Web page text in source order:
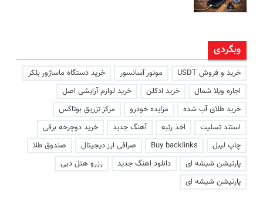
وبگردی
خرید و فروش USDT موتور آسانسور
خرید دستگاه ماساژور بلکر
اجاره ویلا شمال
خرید ادکلن
خرید لوازم آرایشی اصل
خرید طلای آب شده
مزایده خودرو
مرکز تزریق بوتاکس
استند تسلیت
اخذ رتبه آهنگ جدید
خرید دوچرخه برقی
چاپ لیبل
Buy backlinks صرافی ارز دیجیتال
صندوق طلا
پارتیشن شیشه ای
دانلود اهنگ جدید
رزرو هتل دبی
پارتیشن شیشه ای